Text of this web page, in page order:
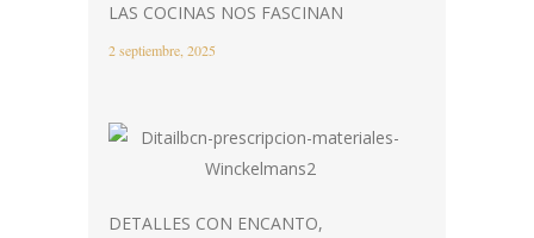
LAS COCINAS NOS FASCINAN
2 septiembre, 2025
DETALLES CON ENCANTO,